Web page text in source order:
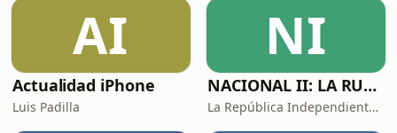
AI
Actualidad iPhone
Luis Padilla
NI
NACIONAL II: LA RUTA DEL EXILIO
La República Independiente de la Radio